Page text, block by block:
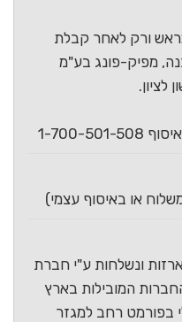
ורק לאחר קבלת
מפיק-פונג בע"מ
508
ונשלחות ע"י חברת
המובילות בארץ
בפורמט רחב למגזר